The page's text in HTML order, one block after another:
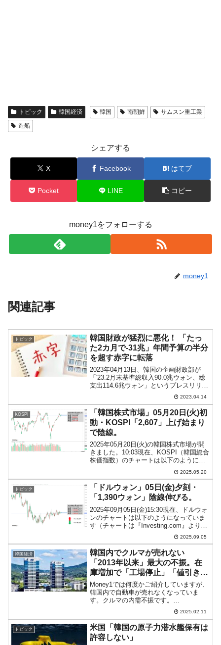
トピック 韓国経済 韓国 南朝鮮
サムスン重工業
造船
シェアする
X Facebook はてブ
Pocket LINE コピー
money1をフォローする
money1
関連記事
トピック
韓国財政が猛烈に悪化！ 「たっ
た2カ月で-31兆」年間予算の半分
を超す赤字に転落
2023年04月13日、韓国の企画財政部が
「'23.2月末基準総収入90.0兆ウォン、総
支出114.6兆ウォン」というプレスリリー
スを出しました。Money1でもご紹介しま
したが、韓国政府の税収が予測よりも大
きく減少することが見込まれ、財政...
2023.04.14
KOSPI
「韓国株式市場」05月20日(火)初
動・KOSPI「2,607」上げ始まり
で陰線。
2025年05月20日(火)の韓国株式市場が開
きました。10:03現在、KOSPI（韓国総合
株価指数）のチャートは以下のようにな
『Investing.com』より引用）。上げて始
まりましたが現在のところ陰線。
KOSPI...
2025.05.20
トピック
「ドルウォン」05日(金)夕刻・
「1,390ウォン」陰線伸びる。
2025年09月05日(金)15:30現在、ドルウォ
ンのチャートは以下のようになっていま
す（チャートは『Investing.com』より引
用）。陰線が伸びました。現在のところ
「1ドル＝1,390ウォン」近辺の攻防とな
っています。ローソク足1...
2025.09.05
韓国経済
韓国内でクルマが売れない
「2013年以来」最大の不振。在
庫増加で「工場停止」「値引き合
戦」
Money1では何度かご紹介していますが、
韓国内で自動車が売れなくなっていま
す。クルマの内需不振です。
↑『CARISYOU』公式サイト／スクリー
ンキャプチャー自動車市場調査会社
『CARISYOU』のデータによると、2025
年01月の韓国内の...
2025.02.11
トピック
米国「韓国の原子力潜水艦保有は
許容しない」